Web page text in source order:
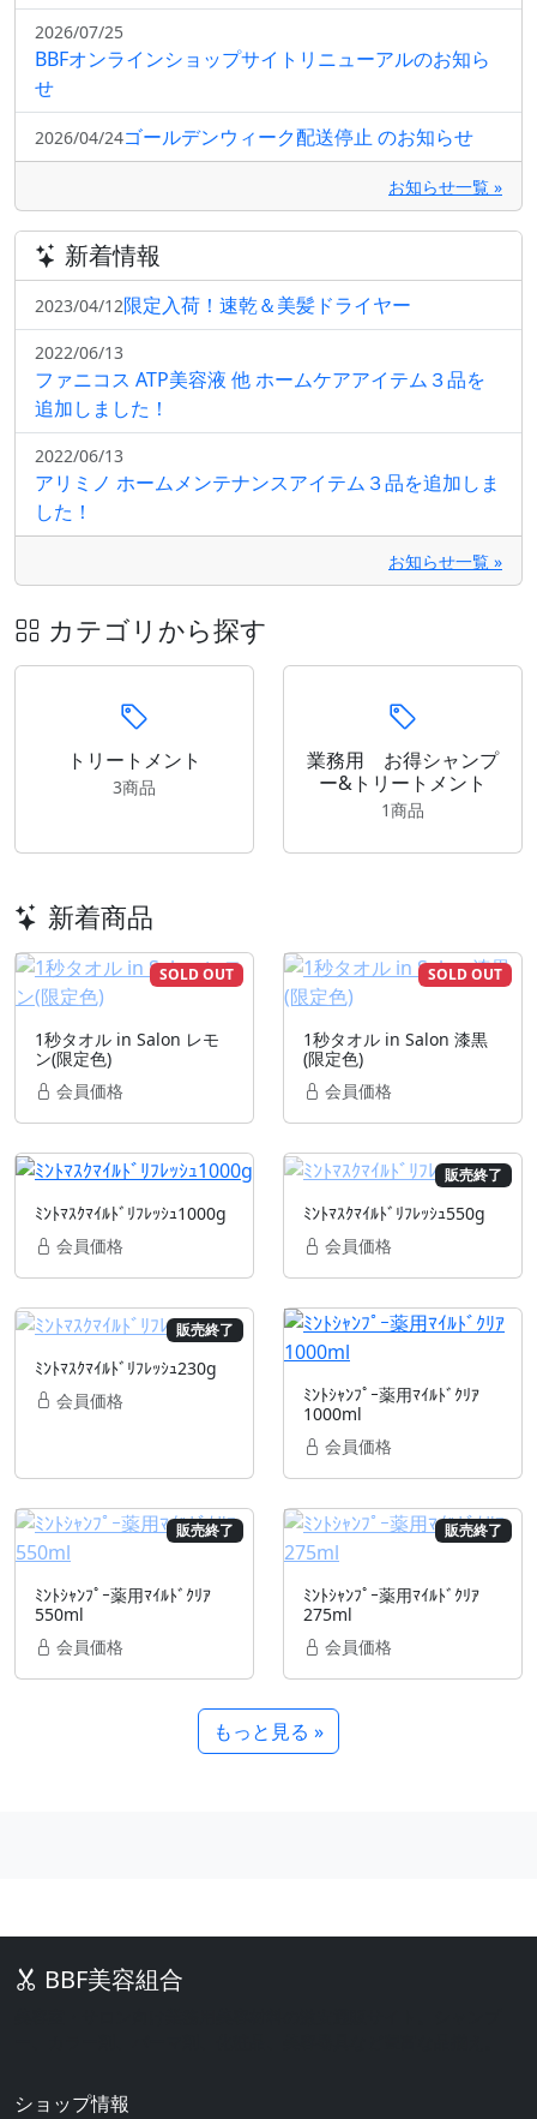
2026/07/25
BBFオンラインショップサイトリニューアルのお知ら
せ
2026/04/24ゴールデンウィーク配送停止 のお知らせ
お知らせ一覧 »
新着情報
2023/04/12限定入荷！速乾＆美髪ドライヤー
2022/06/13
ファニコス ATP美容液 他 ホームケアアイテム３品を
追加しました！
2022/06/13
アリミノ ホームメンテナンスアイテム３品を追加しま
した！
お知らせ一覧 »
カテゴリから探す
トリートメント
3商品
業務用 お得シャンプ
ー&トリートメント
1商品
新着商品
SOLD OUT
1秒タオル in Salon レモ
ン(限定色)
会員価格
SOLD OUT
1秒タオル in Salon 漆黒
(限定色)
会員価格
ﾐﾝﾄﾏｽｸﾏｲﾙﾄﾞﾘﾌﾚｯｼｭ1000g
会員価格
販売終了
ﾐﾝﾄﾏｽｸﾏｲﾙﾄﾞﾘﾌﾚｯｼｭ550g
会員価格
販売終了
ﾐﾝﾄﾏｽｸﾏｲﾙﾄﾞﾘﾌﾚｯｼｭ230g
会員価格
ﾐﾝﾄｼｬﾝﾌﾟｰ薬用ﾏｲﾙﾄﾞｸﾘｱ
1000ml
会員価格
販売終了
ﾐﾝﾄｼｬﾝﾌﾟｰ薬用ﾏｲﾙﾄﾞｸﾘｱ
550ml
会員価格
販売終了
ﾐﾝﾄｼｬﾝﾌﾟｰ薬用ﾏｲﾙﾄﾞｸﾘｱ
275ml
会員価格
もっと見る »
BBF美容組合
ショップ情報